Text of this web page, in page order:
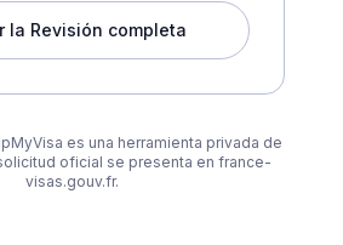
la Revisión completa
es una herramienta privada de
oficial se presenta en france-
visas.gouv.fr.